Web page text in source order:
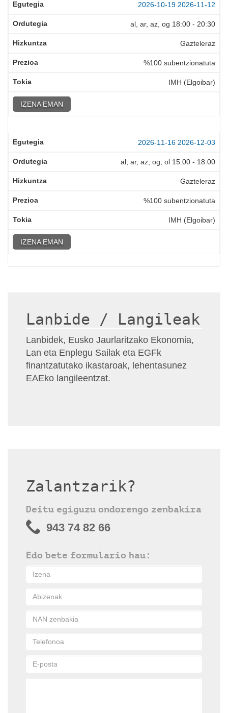
2026-10-19 2026-11-12
al, ar, az, og 18:00 - 20:30
Gazteleraz
%100 subentzionatuta
IMH (Elgoibar)
IZENA EMAN
2026-11-16 2026-12-03
al, ar, az, og, ol 15:00 - 18:00
Gazteleraz
%100 subentzionatuta
IMH (Elgoibar)
IZENA EMAN
Lanbide / Langileak
Lanbidek, Eusko Jaurlaritzako Ekonomia,
Lan eta Enplegu Sailak eta EGFk
finantzatutako ikastaroak, lehentasunez
EAEko langileentzat.
Zalantzarik?
Deitu egiguzu ondorengo zenbakira
943 74 82 66
Edo bete formulario hau: